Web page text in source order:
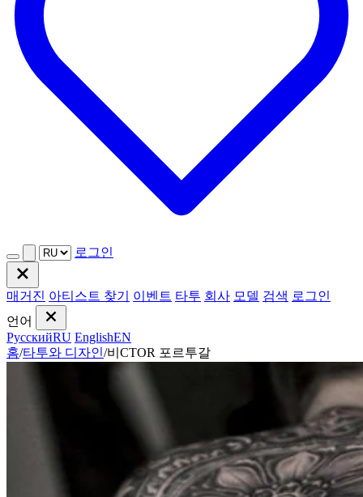
로그인
매거진 아티스트 찾기 이벤트 타투 회사 모델 검색 로그인
언어
РусскийRU EnglishEN
홈/타투와 디자인/비CTOR 포르투갈